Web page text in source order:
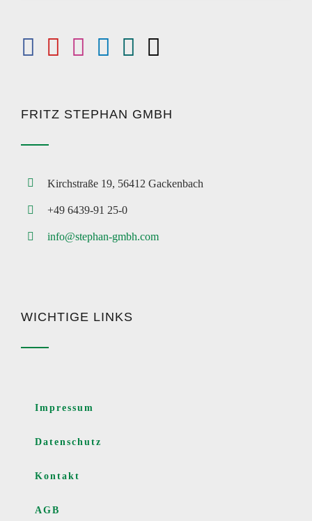
FRITZ STEPHAN GMBH
Kirchstraße 19, 56412 Gackenbach
+49 6439-91 25-0
info@stephan-gmbh.com
WICHTIGE LINKS
Impressum
Datenschutz
Kontakt
AGB